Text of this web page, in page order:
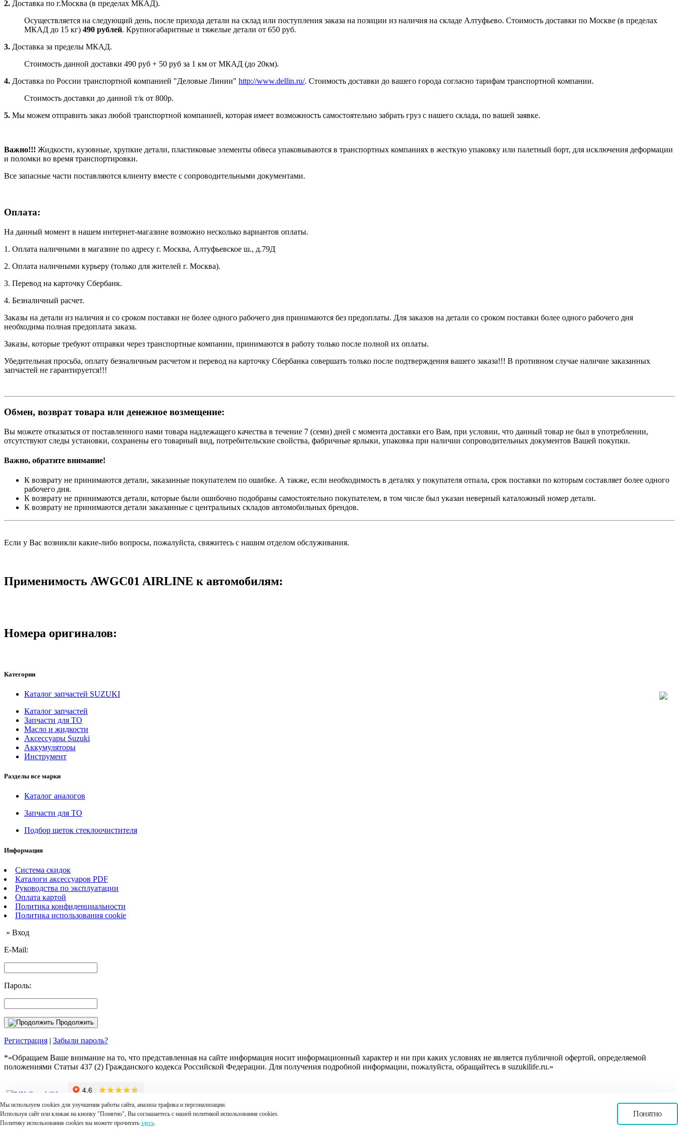
Мы используем cookies для улучшения работы сайта, анализа трафика и персонализации.
Используя сайт или кликая на кнопку "Понятно", Вы соглашаетесь с нашей политикой использования cookies.
Политику использования cookies вы можете прочитать здесь.
Понятно
2. Доставка по г.Москва (в пределах МКАД).
Осуществляется на следующий день, после прихода детали на склад или поступления заказа на позиции из наличия на складе Алтуфьево. Стоимость доставки по Москве (в пределах
МКАД до 15 кг) 490 рублей. Крупногабаритные и тяжелые детали от 650 руб.
3. Доставка за пределы МКАД.
Стоимость данной доставки 490 руб + 50 руб за 1 км от МКАД (до 20км).
4. Доставка по России транспортной компанией "Деловые Линии" http://www.dellin.ru/. Стоимость доставки до вашего города согласно тарифам транспортной компании.
Стоимость доставки до данной т/к от 800р.
5. Мы можем отправить заказ любой транспортной компанией, которая имеет возможность самостоятельно забрать груз с нашего склада, по вашей заявке.
Важно!!! Жидкости, кузовные, хрупкие детали, пластиковые элементы обвеса упаковываются в транспортных компаниях в жесткую упаковку или палетный борт, для исключения деформации
и поломки во время транспортировки.
Все запасные части поставляются клиенту вместе с сопроводительными документами.
Оплата:
На данный момент в нашем интернет-магазине возможно несколько вариантов оплаты.
1. Оплата наличными в магазине по адресу г. Москва, Алтуфьевское ш., д.79Д
2. Оплата наличными курьеру (только для жителей г. Москва).
3. Перевод на карточку Сбербанк.
4. Безналичный расчет.
Заказы на детали из наличия и со сроком поставки не более одного рабочего дня принимаются без предоплаты. Для заказов на детали со сроком поставки более одного рабочего дня
необходима полная предоплата заказа.
Заказы, которые требуют отправки через транспортные компании, принимаются в работу только после полной их оплаты.
Убедительная просьба, оплату безналичным расчетом и перевод на карточку Сбербанка совершать только после подтверждения вашего заказа!!! В противном случае наличие заказанных
запчастей не гарантируется!!!
Обмен, возврат товара или денежное возмещение:
Вы можете отказаться от поставленного нами товара надлежащего качества в течение 7 (семи) дней с момента доставки его Вам, при условии, что данный товар не был в употреблении,
отсутствуют следы установки, сохранены его товарный вид, потребительские свойства, фабричные ярлыки, упаковка при наличии сопроводительных документов Вашей покупки.
Важно, обратите внимание!
К возврату не принимаются детали, заказанные покупателем по ошибке. А также, если необходимость в деталях у покупателя отпала, срок поставки по которым составляет более одного
рабочего дня.
К возврату не принимаются детали, которые были ошибочно подобраны самостоятельно покупателем, в том числе был указан неверный каталожный номер детали.
К возврату не принимаются детали заказанные с центральных складов автомобильных брендов.
Если у Вас возникли какие-либо вопросы, пожалуйста, свяжитесь с нашим отделом обслуживания.
Применимость AWGC01 AIRLINE к автомобилям:
Номера оригиналов:
Категории
Каталог запчастей SUZUKI
Каталог запчастей
Запчасти для ТО
Масло и жидкости
Аксессуары Suzuki
Аккумуляторы
Инструмент
Разделы все марки
Каталог аналогов
Запчасти для ТО
Подбор щеток стеклоочистителя
Информация
Система скидок
Каталоги аксессуаров PDF
Руководства по эксплуатации
Оплата картой
Политика конфиденциальности
Политика использования cookie
» Вход
E-Mail:
Пароль:
Продолжить
Регистрация | Забыли пароль?
*«Обращаем Ваше внимание на то, что представленная на сайте информация носит информационный характер и ни при каких условиях не является публичной офертой, определяемой
положениями Статьи 437 (2) Гражданского кодекса Российской Федерации. Для получения подробной информации, пожалуйста, обращайтесь в suzukilife.ru.»
© 2007-2025 Интернет магазин Suzukilife. Аксессуары